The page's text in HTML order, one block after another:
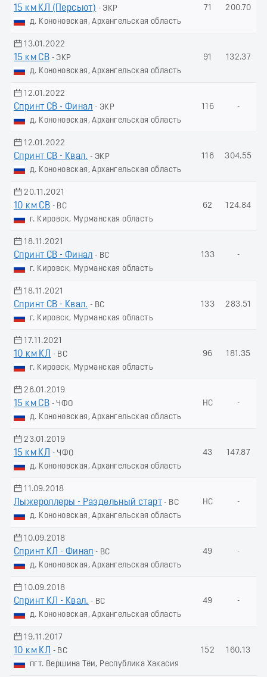
15 км КЛ (Пеpсьют) - ЭКР
д. Кононовская, Архангельская область
71 200.70
13.01.2022
15 км СВ - ЭКР
д. Кононовская, Архангельская область
91 132.37
12.01.2022
Спринт СВ - Финал - ЭКР
д. Кононовская, Архангельская область
116 -
12.01.2022
Спринт СВ - Квал. - ЭКР
д. Кононовская, Архангельская область
116 304.55
20.11.2021
10 км СВ - ВС
г. Кировск, Мурманская область
62 124.84
18.11.2021
Спринт СВ - Финал - ВС
г. Кировск, Мурманская область
133 -
18.11.2021
Спринт СВ - Квал. - ВС
г. Кировск, Мурманская область
133 283.51
17.11.2021
10 км КЛ
- ВС
г. Кировск, Мурманская область
96 181.35
26.01.2019
15 км СВ - ЧФО
д. Кононовская, Архангельская область
НС -
23.01.2019
15 км КЛ
- ЧФО
д. Кононовская, Архангельская область
43 147.87
11.09.2018
Лыжероллеры - Раздельный старт - ВС
д. Кононовская, Архангельская область
НС -
10.09.2018
Спринт КЛ - Финал - ВС
д. Кононовская, Архангельская область
49 -
10.09.2018
Спринт КЛ - Квал. - ВС
д. Кононовская, Архангельская область
49 -
19.11.2017
10 км КЛ
- ВС
пгт. Вершина Тёи, Республика Хакасия
152 160.13